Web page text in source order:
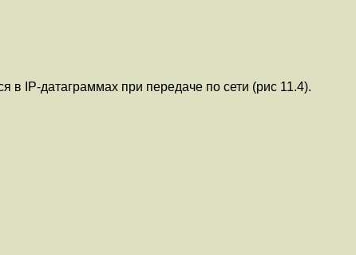
IP-датагpаммах при передаче по сети (pис 11.4).